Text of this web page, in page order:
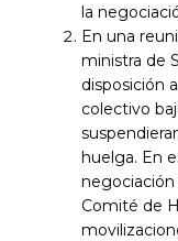
la
En una
ministra de
disposición
colectivo
huelga. En
negociación
Comité de